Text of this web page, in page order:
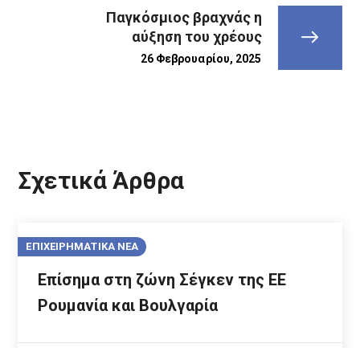
Παγκόσμιος βραχνάς η
αύξηση του χρέους
26 Φεβρουαρίου, 2025
Σχετικά Άρθρα
ΕΠΙΧΕΙΡΗΜΑΤΙΚΑ ΝΕΑ
Επίσημα στη ζώνη Σέγκεν της ΕΕ
Ρουμανία και Βουλγαρία